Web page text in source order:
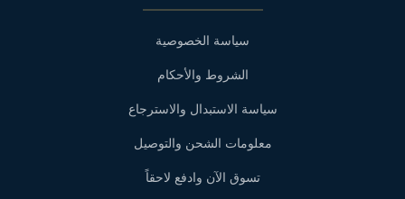
سياسة الخصوصية
الشروط والأحكام
سياسة الاستبدال والاسترجاع
معلومات الشحن والتوصيل
تسوق الآن وادفع لاحقاً